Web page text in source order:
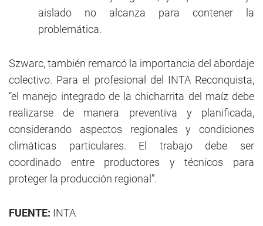
aislado no alcanza para contener la
problemática.
Szwarc, también remarcó la importancia del abordaje
colectivo. Para el profesional del INTA Reconquista,
“el manejo integrado de la chicharrita del maíz debe
realizarse de manera preventiva y planificada,
considerando aspectos regionales y condiciones
climáticas particulares. El trabajo debe ser
coordinado entre productores y técnicos para
proteger la producción regional”.
FUENTE: INTA